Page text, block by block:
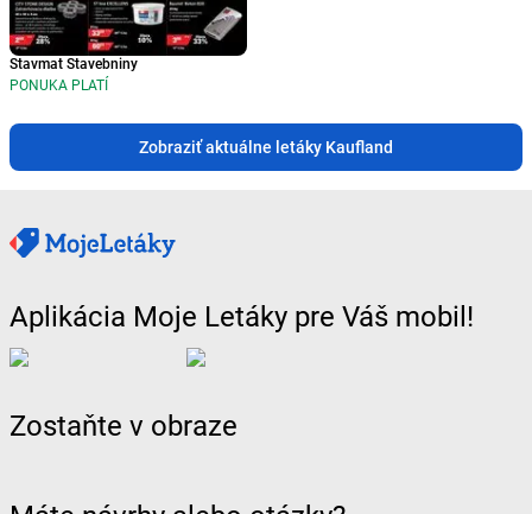
Stavmat Stavebniny
PONUKA PLATÍ
Zobraziť aktuálne letáky Kaufland
Aplikácia Moje Letáky pre Váš mobil!
Zostaňte v obraze